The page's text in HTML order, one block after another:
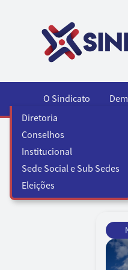
O Sindicato
Diretoria
Conselhos
Institucional
Sede Social e Sub Sedes
Eleições